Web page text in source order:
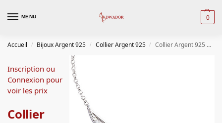
MENU 0
Accueil / Bijoux Argent 925 / Collier Argent 925 / Collier Argent 925 Rhodié
Inscription ou
Connexion pour
voir les prix
Collier